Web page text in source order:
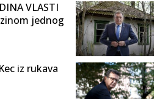
VLASTI
jednog
iz rukava